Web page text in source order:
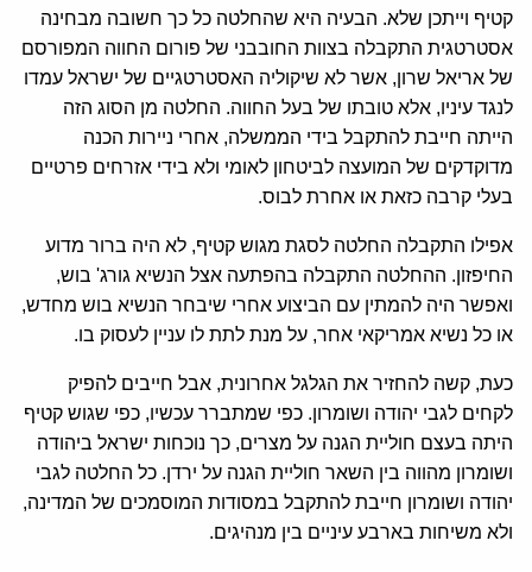
קטיף וייתכן שלא. הבעיה היא שהחלטה כל כך חשובה מבחינה
אסטרטגית התקבלה בצוות החובבני של פורום החווה המפורסם
של אריאל שרון, אשר לא שיקוליה האסטרטגיים של ישראל עמדו
לנגד עיניו, אלא טובתו של בעל החווה. החלטה מן הסוג הזה
הייתה חייבת להתקבל בידי הממשלה, אחרי ניירות הכנה
מדוקדקים של המועצה לביטחון לאומי ולא בידי אזרחים פרטיים
בעלי קרבה כזאת או אחרת לבוס.
אפילו התקבלה החלטה לסגת מגוש קטיף, לא היה ברור מדוע
החיפזון. ההחלטה התקבלה בהפתעה אצל הנשיא גורג' בוש,
ואפשר היה להמתין עם הביצוע אחרי שיבחר הנשיא בוש מחדש,
או כל נשיא אמריקאי אחר, על מנת לתת לו עניין לעסוק בו.
כעת, קשה להחזיר את הגלגל אחרונית, אבל חייבים להפיק
לקחים לגבי יהודה ושומרון. כפי שמתברר עכשיו, כפי שגוש קטיף
היתה בעצם חוליית הגנה על מצרים, כך נוכחות ישראל ביהודה
ושומרון מהווה בין השאר חוליית הגנה על ירדן. כל החלטה לגבי
יהודה ושומרון חייבת להתקבל במסודות המוסמכים של המדינה,
ולא משיחות בארבע עיניים בין מנהיגים.